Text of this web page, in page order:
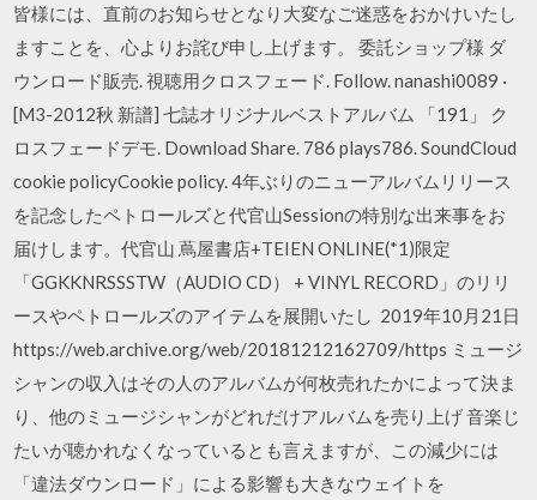
皆様には、直前のお知らせとなり大変なご迷惑をおかけいたし
ますことを、心よりお詫び申し上げます。 委託ショップ様 ダ
ウンロード販売. 視聴用クロスフェード. Follow. nanashi0089 ·
[M3-2012秋 新譜] 七誌オリジナルベストアルバム 「191」 ク
ロスフェードデモ. Download Share. 786 plays786. SoundCloud
cookie policyCookie policy. 4年ぶりのニューアルバムリリース
を記念したペトロールズと代官山Sessionの特別な出来事をお
届けします。代官山 蔦屋書店+TEIEN ONLINE(*1)限定
「GGKKNRSSSTW（AUDIO CD） + VINYL RECORD」のリリ
ースやペトロールズのアイテムを展開いたし 2019年10月21日
https://web.archive.org/web/20181212162709/https ミュージ
シャンの収入はその人のアルバムが何枚売れたかによって決ま
り、他のミュージシャンがどれだけアルバムを売り上げ 音楽じ
たいが聴かれなくなっているとも言えますが、この減少には
「違法ダウンロード」による影響も大きなウェイトを